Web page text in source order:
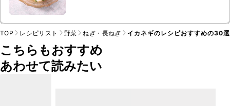
TOP レシピリスト 野菜 ねぎ・長ねぎ イカネギのレシピおすすめの30
こちらもおすすめ
あわせて読みたい